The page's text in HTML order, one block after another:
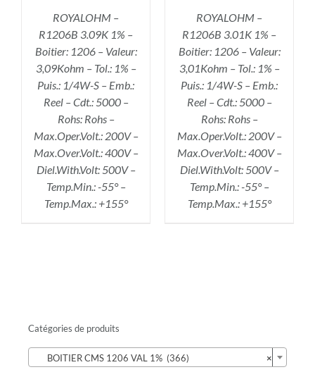
ROYALOHM –
R1206B 3.09K 1% –
Boitier: 1206 – Valeur:
3,09Kohm – Tol.: 1% –
Puis.: 1/4W-S – Emb.:
Reel – Cdt.: 5000 –
Rohs: Rohs –
Max.Oper.Volt.: 200V –
Max.Over.Volt.: 400V –
Diel.With.Volt: 500V –
Temp.Min.: -55° –
Temp.Max.: +155°
ROYALOHM –
R1206B 3.01K 1% –
Boitier: 1206 – Valeur:
3,01Kohm – Tol.: 1% –
Puis.: 1/4W-S – Emb.:
Reel – Cdt.: 5000 –
Rohs: Rohs –
Max.Oper.Volt.: 200V –
Max.Over.Volt.: 400V –
Diel.With.Volt: 500V –
Temp.Min.: -55° –
Temp.Max.: +155°
Catégories de produits
×
BOITIER CMS 1206 VAL 1% (366)